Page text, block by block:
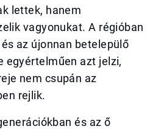
lettek, hanem
vagyonukat. A régióban
az újonnan betelepülő
egyértelműen azt jelzi,
nem csupán az
rejlik.
és az ő